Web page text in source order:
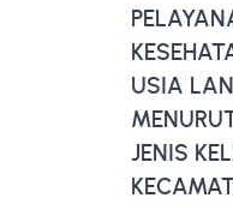
USIA
JENIS